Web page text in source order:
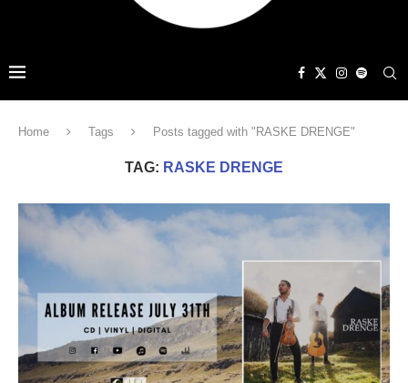
Home Tags Posts tagged with "RASKE DRENGE"
TAG: RASKE DRENGE